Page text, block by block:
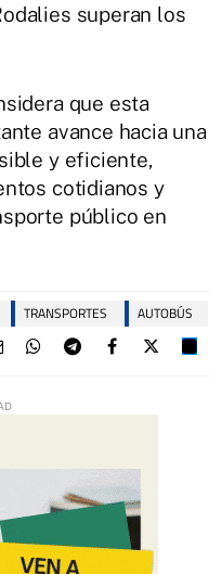
superan los
que esta
avance hacia una
y eficiente,
cotidianos y
público en
TRANSPORTES AUTOBÚS